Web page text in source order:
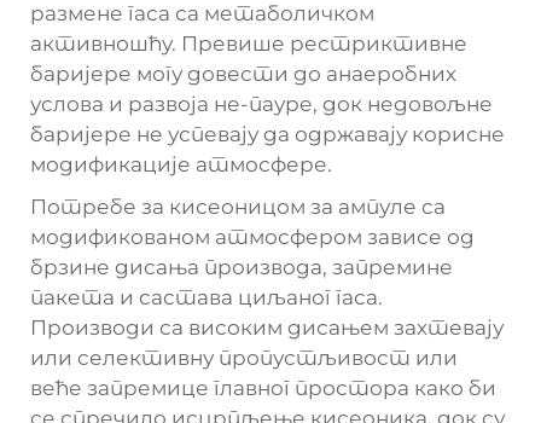
размене гаса са метаболичком
активношћу. Превише рестриктивне
баријере могу довести до анаеробних
услова и развоја не-пауре, док недовољне
баријере не успевају да одржавају корисне
модификације атмосфере.
Потребе за кисеоницом за ампуле са
модификованом атмосфером зависе од
брзине дисања производа, запремине
пакета и састава циљаног гаса.
Производи са високим дисањем захтевају
или селективну пропустљивост или
веће запремице главног простора како би
се спречило исцрпљење кисеоника, док су